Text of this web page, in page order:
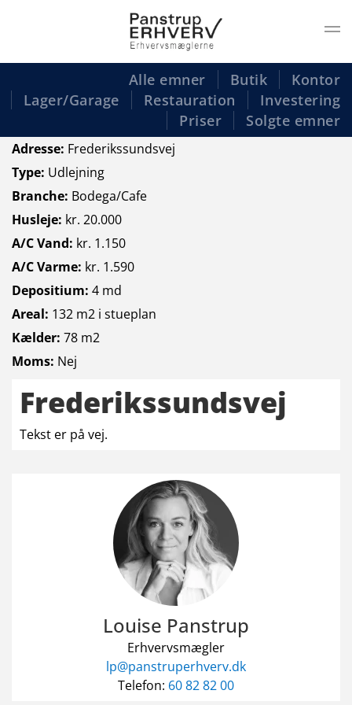
Gå til hovedindhold
Alle emner Butik
Kontor
Lager/Garage
Restauration
Investering
Priser
Solgte emner
Adresse: Frederikssundsvej
Type: Udlejning
Branche: Bodega/Cafe
Husleje: kr. 20.000
A/C Vand: kr. 1.150
A/C Varme: kr. 1.590
Depositium: 4 md
Areal: 132 m2 i stueplan
Kælder: 78 m2
Moms: Nej
Frederikssundsvej
Tekst er på vej.
Louise Panstrup
Erhvervsmægler
lp@panstruperhverv.dk
Telefon: 60 82 82 00